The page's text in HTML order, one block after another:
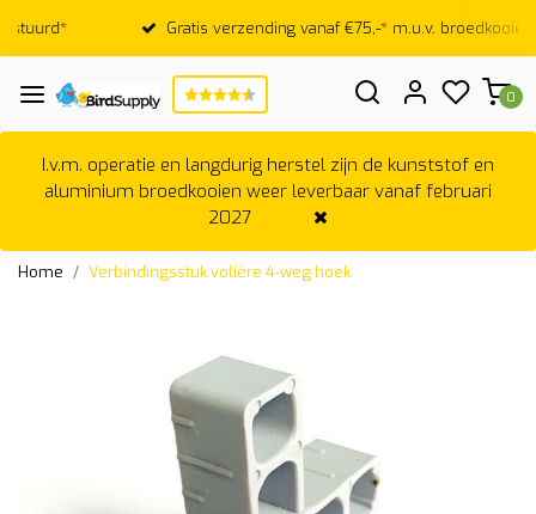
Gratis verzending vanaf €75,-* m.u.v. broedkooien
0
I.v.m. operatie en langdurig herstel zijn de kunststof en
aluminium broedkooien weer leverbaar vanaf februari
2027
Home Verbindingsstuk volière 4-weg hoek